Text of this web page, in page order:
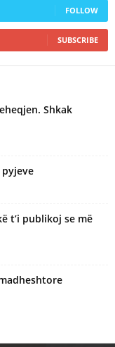
FOLLOW
SUBSCRIBE
Shkak
t’i publikoj se më